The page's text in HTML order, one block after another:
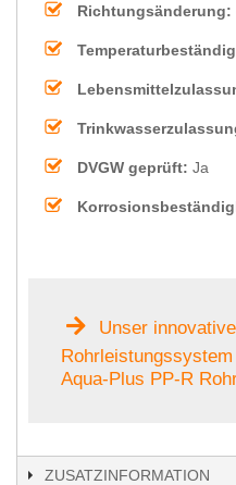
Richtungsänderung:
DVGW geprüft: Ja
Unser
Aqua-Plus PP-R
ZUSATZINFORMATION